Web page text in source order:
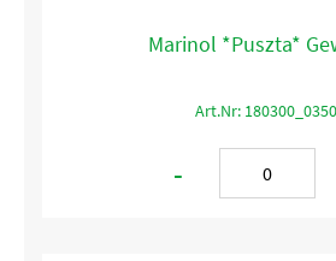
Marinol *Puszta*
Art.Nr:
-